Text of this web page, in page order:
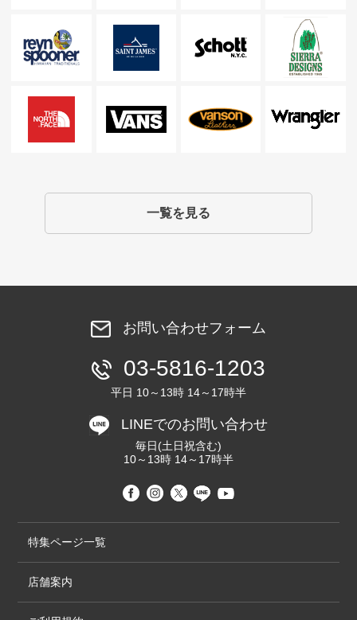
一覧を見る
お問い合わせフォーム
03-5816-1203
平日 10～13時 14～17時半
LINEでのお問い合わせ
毎日(土日祝含む)
10～13時 14～17時半
特集ページ一覧
店舗案内